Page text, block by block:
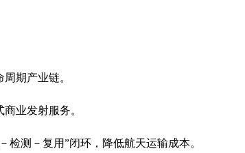
期产业链。
业发射服务。
测－复用”闭环，降低航天运输成本。